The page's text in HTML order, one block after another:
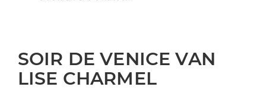
SOIR DE VENICE VAN
LISE CHARMEL